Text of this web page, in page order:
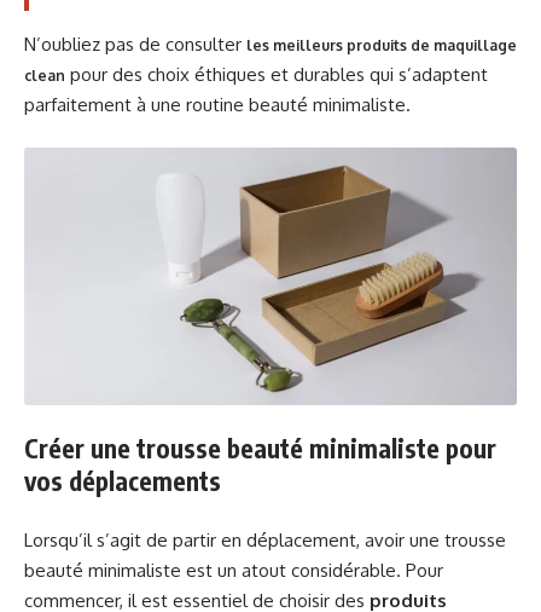
N’oubliez pas de consulter les meilleurs produits de maquillage
clean pour des choix éthiques et durables qui s’adaptent
parfaitement à une routine beauté minimaliste.
Créer une trousse beauté minimaliste pour
vos déplacements
Lorsqu’il s’agit de partir en déplacement, avoir une trousse
beauté minimaliste est un atout considérable. Pour
commencer, il est essentiel de choisir des produits